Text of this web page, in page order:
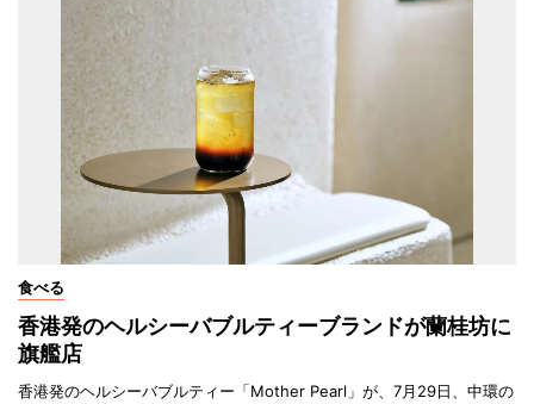
食べる
香港発のヘルシーバブルティーブランドが蘭桂坊に
旗艦店
香港発のヘルシーバブルティー「Mother Pearl」が、7月29日、中環の